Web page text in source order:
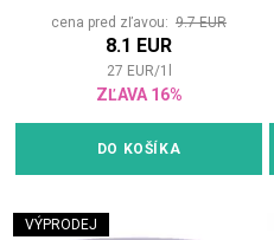
cena pred zľavou: 9.7 EUR
8.1 EUR
27 EUR/1
ZĽAVA 16%
DO KOŠÍKA
VÝPRODEJ